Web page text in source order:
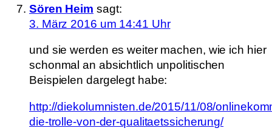
Sören Heim sagt:
3. März 2016 um 14:41 Uhr
und sie werden es weiter machen, wie ich hier
schonmal an absichtlich unpolitischen
Beispielen dargelegt habe:
http://diekolumnisten.de/2015/11/08/
die-trolle-von-der-qualitaetssicherung/